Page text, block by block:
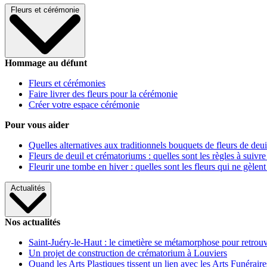
Fleurs et cérémonie
Hommage au défunt
Fleurs et cérémonies
Faire livrer des fleurs pour la cérémonie
Créer votre espace cérémonie
Pour vous aider
Quelles alternatives aux traditionnels bouquets de fleurs de
Fleurs de deuil et crématoriums : quelles sont les règles à
Fleurir une tombe en hiver : quelles sont les fleurs qui ne gèlent
Actualités
Nos actualités
Saint-Juéry-le-Haut : le cimetière se métamorphose pour
Un projet de construction de crématorium à Louviers
Quand les Arts Plastiques tissent un lien avec les Arts